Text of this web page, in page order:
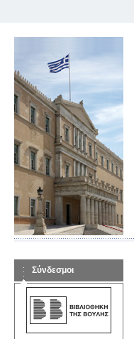
Σύνδεσμοι